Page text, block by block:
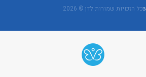
כל הזכויות שמורות לדן © 2026